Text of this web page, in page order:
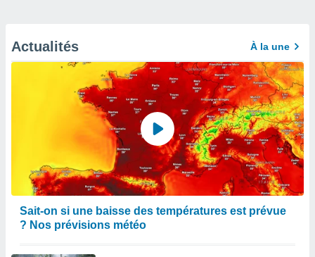
Actualités À la une
Sait-on si une baisse des températures est prévue
? Nos prévisions météo